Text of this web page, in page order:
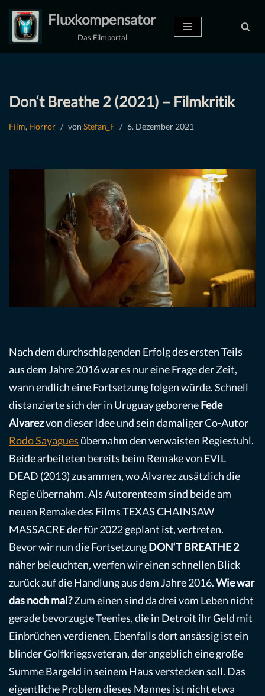
Zum
Inhalt
Fluxkompensator
Das Filmportal
Don‘t Breathe 2 (2021) – Filmkritik
Film, Horror von Stefan_F 6. Dezember 2021
Nach dem durchschlagenden Erfolg des ersten Teils
aus dem Jahre 2016 war es nur eine Frage der Zeit,
wann endlich eine Fortsetzung folgen würde. Schnell
distanzierte sich der in Uruguay geboreneFede
Alvarezvon dieser Idee und sein damaliger Co-Autor
Rodo Sayagues übernahm den verwaisten Regiestuhl.
Beide arbeiteten bereits beim Remake von EVIL
DEAD (2013) zusammen, wo Alvarez zusätzlich die
Regie übernahm. Als Autorenteam sind beide am
neuen Remake des Films TEXAS CHAINSAW
MASSACRE der für 2022 geplant ist, vertreten.
Bevor wir nun die FortsetzungDON‘T BREATHE 2
näher beleuchten, werfen wir einen schnellen Blick
zurück auf die Handlung aus dem Jahre 2016.Wie war
das noch mal?Zum einen sind da drei vom Leben nicht
gerade bevorzugte Teenies, die in Detroit ihr Geld mit
Einbrüchen verdienen. Ebenfalls dort ansässig ist ein
blinder Golfkriegsveteran, der angeblich eine große
Summe Bargeld in seinem Haus verstecken soll. Das
eigentliche Problem dieses Mannes ist nicht etwa